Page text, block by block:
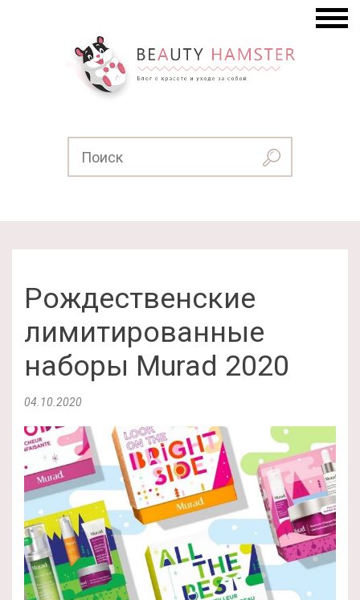
Рождественские
лимитированные
наборы Murad 2020
04.10.2020